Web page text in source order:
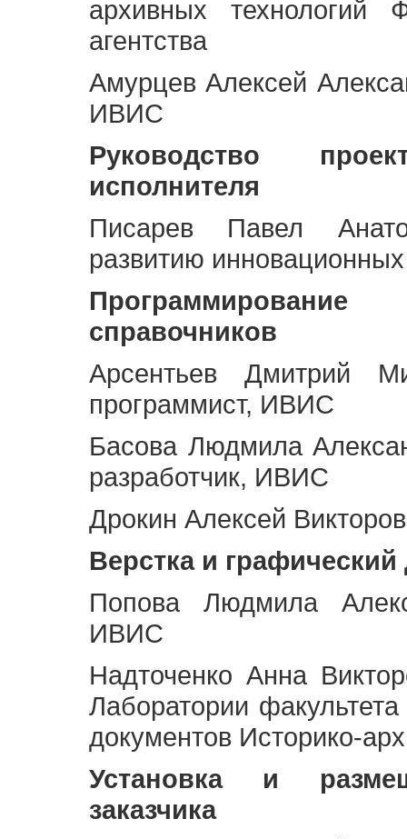
архивных технологий
агентства
Амурцев Алексей
ИВИС
Руководство
исполнителя
Писарев Павел
развитию
Программирование
справочников
Арсентьев Дмитрий
программист, ИВИС
Басова Людмила
разработчик, ИВИС
Дрокин Алексей
Верстка и графический
Попова Людмила
ИВИС
Надточенко Анна
Лаборатории
документов Историко-
Установка и
заказчика